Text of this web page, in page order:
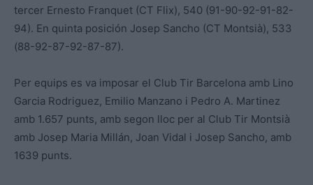
tercer Ernesto Franquet (CT Flix), 540 (91-90-92-91-82-
94). En quinta posición Josep Sancho (CT Montsià), 533
(88-92-87-92-87-87).
Per equips es va imposar el Club Tir Barcelona amb Lino
Garcia Rodriguez, Emilio Manzano i Pedro A. Martinez
amb 1.657 punts, amb segon lloc per al Club Tir Montsià
amb Josep Maria Millán, Joan Vidal i Josep Sancho, amb
1639 punts.